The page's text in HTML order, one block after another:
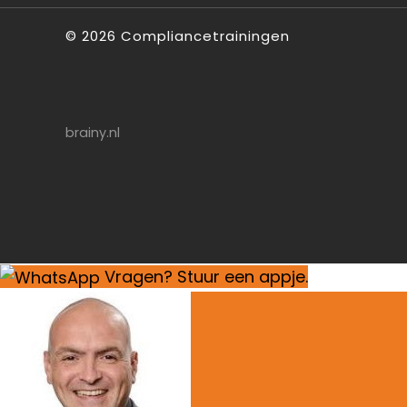
© 2026 Compliancetrainingen
brainy.nl
Vragen? Stuur een appje.